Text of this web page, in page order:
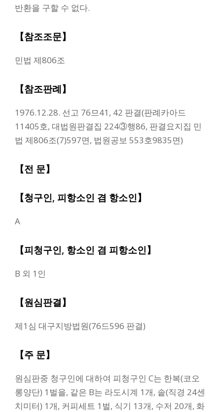
반환을 구할 수 없다.
【참조조문】
민법 제806조
【참조판례】
1976.12.28. 선고 76므41, 42 판결(판례카아드
11405호, 대법원판결집 224③행86, 판결요지집 민
법 제806조(7)597면, 법원공보 553호9835면)
【전 문】
【청구인, 피항소인 겸 항소인】
A
【피청구인, 항소인 겸 피항소인】
B 외 1인
【원심판결】
제1심 대구지방법원(76드596 판결)
【주 문】
원심판중 청구인에 대하여 피청구인 C는 한복(코오
롱양단) 1벌을, 같은 B는 라도시계 1개, 솥(직경 24센
치미터) 1개, 커피세트 1벌, 식기 13개, 수저 20개, 화